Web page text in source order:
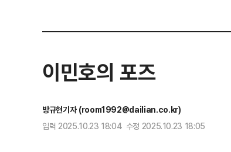
이민호의 포즈
방규현기자 (room1992@dailian.co.kr)
입력 2025.10.23 18:04 수정 2025.10.23 18:05